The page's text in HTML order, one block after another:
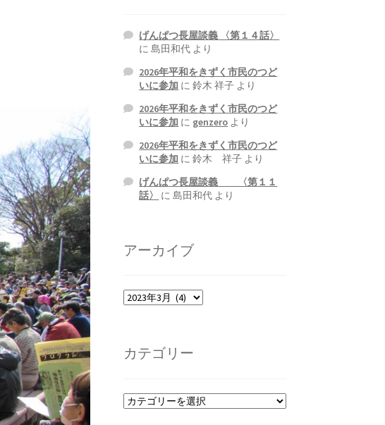
げんぱつ長屋談義 〈第１４話〉
に島田和代 より
2026年平和をきずく市民のつど
いに参加 に鈴木 祥子 より
2026年平和をきずく市民のつど
いに参加 に genzero より
2026年平和をきずく市民のつど
いに参加 に鈴木 祥子 より
げんぱつ長屋談義 〈第１１
話〉
に島田和代 より
アーカイブ
ア
ブ
カテゴリー
カ